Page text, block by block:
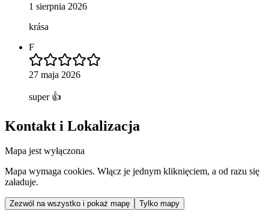
1 sierpnia 2026
krása
F
27 maja 2026
super 👍
Kontakt i Lokalizacja
Mapa jest wyłączona
Mapa wymaga cookies. Włącz je jednym kliknięciem, a od razu się
załaduje.
Zezwól na wszystko i pokaż mapę Tylko mapy